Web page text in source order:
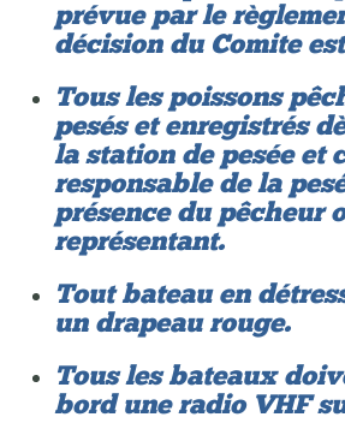
prévue par le
décision du Comite
Tous les poissons
pesés et enregistrés
la station de pesée et
responsable de la
présence du pêcheur
représentant.
Tout bateau en
un drapeau rouge.
Tous les bateaux
bord une radio VHF